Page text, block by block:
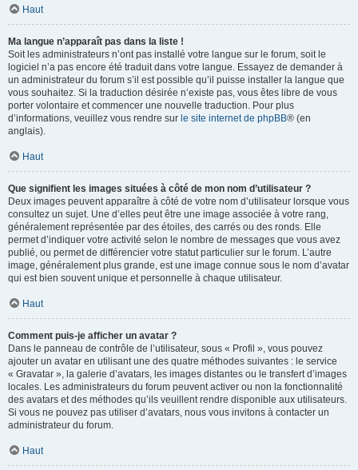
Haut
Ma langue n’apparaît pas dans la liste !
Soit les administrateurs n’ont pas installé votre langue sur le forum, soit le
logiciel n’a pas encore été traduit dans votre langue. Essayez de demander à
un administrateur du forum s’il est possible qu’il puisse installer la langue que
vous souhaitez. Si la traduction désirée n’existe pas, vous êtes libre de vous
porter volontaire et commencer une nouvelle traduction. Pour plus
d’informations, veuillez vous rendre sur le site internet de phpBB® (en
anglais).
Haut
Que signifient les images situées à côté de mon nom d’utilisateur ?
Deux images peuvent apparaître à côté de votre nom d’utilisateur lorsque vous
consultez un sujet. Une d’elles peut être une image associée à votre rang,
généralement représentée par des étoiles, des carrés ou des ronds. Elle
permet d’indiquer votre activité selon le nombre de messages que vous avez
publié, ou permet de différencier votre statut particulier sur le forum. L’autre
image, généralement plus grande, est une image connue sous le nom d’avatar
qui est bien souvent unique et personnelle à chaque utilisateur.
Haut
Comment puis-je afficher un avatar ?
Dans le panneau de contrôle de l’utilisateur, sous « Profil », vous pouvez
ajouter un avatar en utilisant une des quatre méthodes suivantes : le service
« Gravatar », la galerie d’avatars, les images distantes ou le transfert d’images
locales. Les administrateurs du forum peuvent activer ou non la fonctionnalité
des avatars et des méthodes qu’ils veuillent rendre disponible aux utilisateurs.
Si vous ne pouvez pas utiliser d’avatars, nous vous invitons à contacter un
administrateur du forum.
Haut